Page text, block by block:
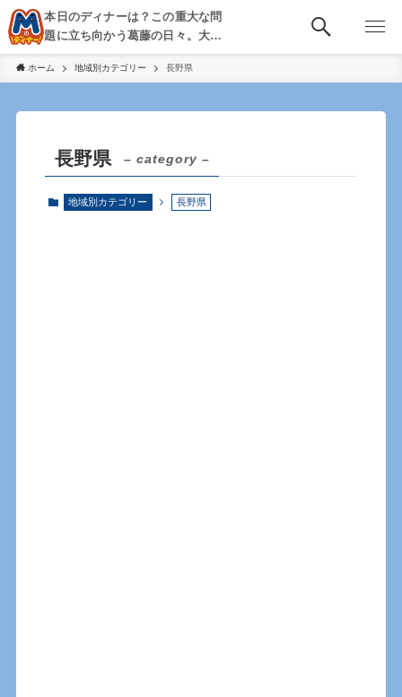
本日のディナーは？この重大な問
題に立ち向かう葛藤の日々。大
阪・京都・神戸を中心とした食べ
歩き、飲み歩きを綴る。
ホーム 地域別カテゴリー 長野県
長野県 – category –
地域別カテゴリー 長野県